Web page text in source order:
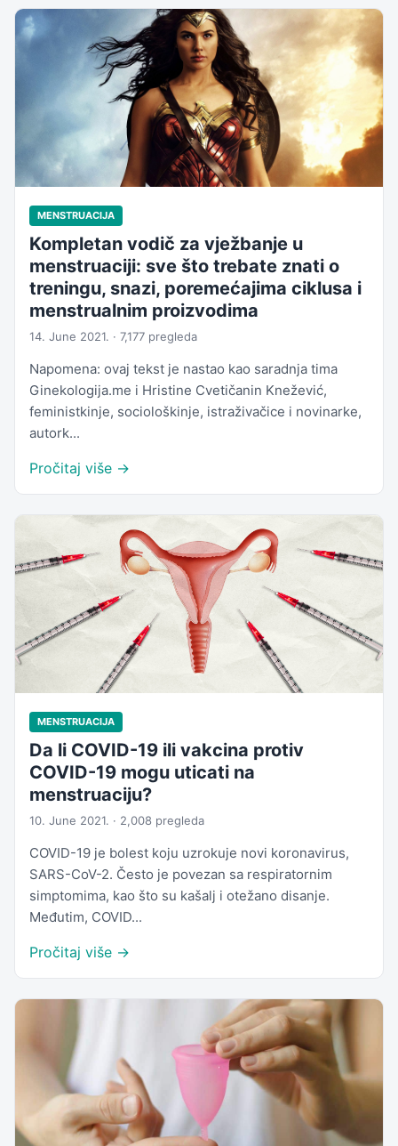
MENSTRUACIJA
Kompletan vodič za vježbanje u
menstruaciji: sve što trebate znati o
treningu, snazi, poremećajima ciklusa i
menstrualnim proizvodima
14. June 2021. · 7,177 pregleda
Napomena: ovaj tekst je nastao kao saradnja tima
Ginekologija.me i Hristine Cvetičanin Knežević,
feministkinje, sociološkinje, istraživačice i novinarke,
autork...
Pročitaj više →
MENSTRUACIJA
Da li COVID-19 ili vakcina protiv
COVID-19 mogu uticati na
menstruaciju?
10. June 2021. · 2,008 pregleda
COVID-19 je bolest koju uzrokuje novi koronavirus,
SARS-CoV-2. Često je povezan sa respiratornim
simptomima, kao što su kašalj i otežano disanje.
Međutim, COVID...
Pročitaj više →